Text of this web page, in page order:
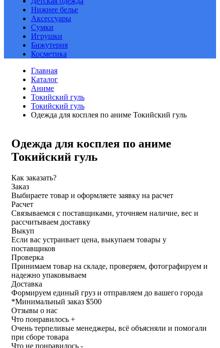
Нижнее белье
Аксессуары
Сумки
Игрушки
Бижутерия
Косметика
Главная
Каталог
Аниме
Токийский гуль
Токийский гуль
Одежда для косплея по аниме Токийский гуль
Одежда для косплея по аниме
Токийский гуль
Как заказать?
Заказ
Выбираете товар и оформляете заявку на расчет
Расчет
Связываемся с поставщиками, уточняем наличие, вес и
рассчитываем доставку
Выкуп
Если вас устраивает цена, выкупаем товары у
поставщиков
Проверка
Принимаем товар на складе, проверяем, фотографируем и
надежно упаковываем
Доставка
Формируем единый груз и отправляем до вашего города
*Минимальный заказ $500
Отзывы о нас
Что понравилось +
Очень терпеливые менеджеры, всё объясняли и помогали
при сборе товара
Что не понравилось -